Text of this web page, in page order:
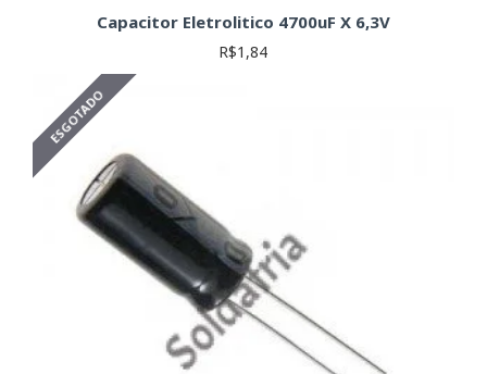
Capacitor Eletrolitico 4700uF X 6,3V
R$1,84
ESGOTADO